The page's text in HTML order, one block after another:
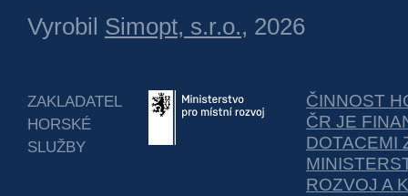
Vyrobil Simopt, s.r.o., 2026
ZAKLADATEL
HORSKÉ
SLUŽBY
ČINNOST
ČR JE
DOTACEMI
ROZVOJ A